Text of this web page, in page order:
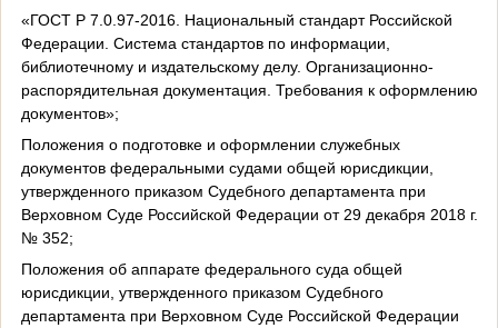
«ГОСТ Р 7.0.97-2016. Национальный стандарт Российской
Федерации. Система стандартов по информации,
библиотечному и издательскому делу. Организационно-
распорядительная документация. Требования к оформлению
документов»;
Положения о подготовке и оформлении служебных
документов федеральными судами общей юрисдикции,
утвержденного приказом Судебного департамента при
Верховном Суде Российской Федерации от 29 декабря 2018 г.
№ 352;
Положения об аппарате федерального суда общей
юрисдикции, утвержденного приказом Судебного
департамента при Верховном Суде Российской Федерации